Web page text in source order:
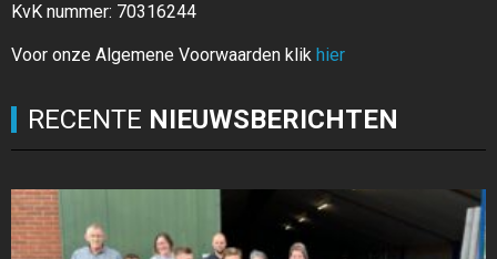
KvK nummer: 70316244
Voor onze Algemene Voorwaarden klik hier
RECENTE NIEUWSBERICHTEN